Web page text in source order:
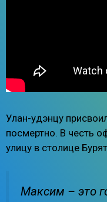
Улан-удэнцу
посмертно. В честь
улицу в столице
Максим – это